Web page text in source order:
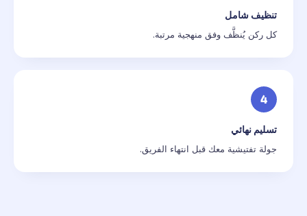
تنظيف شامل
كل ركن يُنظَّف وفق منهجية مرتبة.
4
تسليم نهائي
جولة تفتيشية معك قبل انتهاء الفريق.